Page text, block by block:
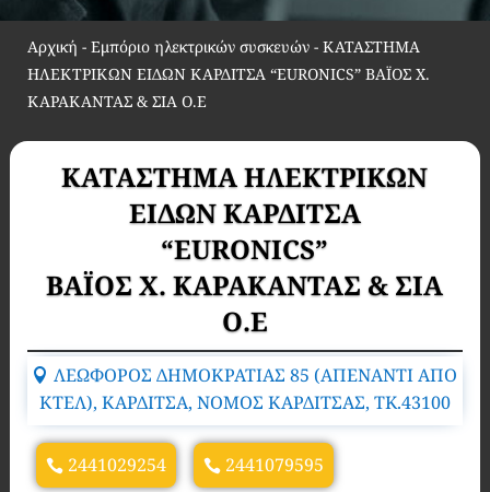
Αρχική - Εμπόριο ηλεκτρικών συσκευών- ΚΑΤΑΣΤΗΜΑ
ΗΛΕΚΤΡΙΚΩΝ ΕΙΔΩΝ ΚΑΡΔΙΤΣΑ “EURONICS” ΒΑΪΟΣ Χ.
ΚΑΡΑΚΑΝΤΑΣ & ΣΙΑ Ο.Ε
ΚΑΤΑΣΤΗΜΑ ΗΛΕΚΤΡΙΚΩΝ
ΕΙΔΩΝ ΚΑΡΔΙΤΣΑ
“EURONICS”
ΒΑΪΟΣ Χ. ΚΑΡΑΚΑΝΤΑΣ & ΣΙΑ
Ο.Ε
ΛΕΩΦΟΡΟΣ ΔΗΜΟΚΡΑΤΙΑΣ 85 (ΑΠΕΝΑΝΤΙ ΑΠΟ
ΚΤΕΛ), ΚΑΡΔΙΤΣΑ, ΝΟΜΟΣ ΚΑΡΔΙΤΣΑΣ, TK.43100
2441029254 2441079595